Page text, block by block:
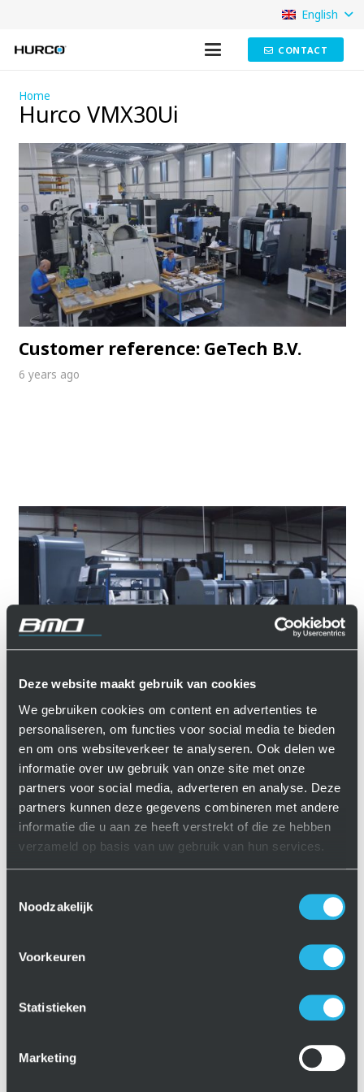
Deze website maakt gebruik van cookies
We gebruiken cookies om content en advertenties te
personaliseren, om functies voor social media te bieden
en om ons websiteverkeer te analyseren. Ook delen we
informatie over uw gebruik van onze site met onze
partners voor social media, adverteren en analyse. Deze
partners kunnen deze gegevens combineren met andere
informatie die u aan ze heeft verstrekt of die ze hebben
verzameld op basis van uw gebruik van hun services.
Noodzakelijk
Voorkeuren
Statistieken
Marketing
English
CONTACT
Home
Hurco VMX30Ui
Customer reference: GeTech B.V.
6 years ago
Customer reference: Admesy
Manufacturing B.V.
6 years ago